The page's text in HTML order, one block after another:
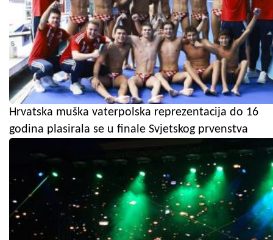
Hrvatska muška vaterpolska reprezentacija do 16
godina plasirala se u finale Svjetskog prvenstva